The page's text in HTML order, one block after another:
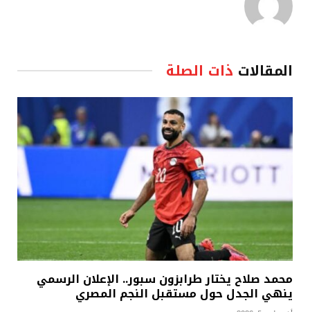
المقالات ذات الصلة
محمد صلاح يختار طرابزون سبور.. الإعلان الرسمي
ينهي الجدل حول مستقبل النجم المصري